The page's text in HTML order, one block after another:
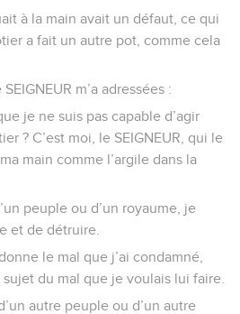
à la main avait un défaut, ce qui
a fait un autre pot, comme cela
m’a adressées :
je ne suis pas capable d’agir
? C’est moi, le SEIGNEUR, qui le
main comme l’argile dans la
peuple ou d’un royaume, je
et de détruire.
le mal que j’ai condamné,
sujet du mal que je voulais lui faire.
autre peuple ou d’un autre